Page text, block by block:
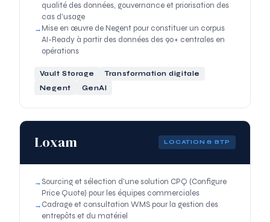
qualité des données, gouvernance et priorisation des
cas d'usage
Mise en œuvre de Negent pour constituer un corpus
AI-Ready à partir des données des 90+ centrales en
opérations
Vault Storage
Transformation digitale
Negent
GenAI
Loxam LOCATION & BTP
Sourcing et sélection d'une solution CPQ (Configure
Price Quote) pour les équipes commerciales
Cadrage et consultation WMS pour la gestion des
entrepôts et du matériel